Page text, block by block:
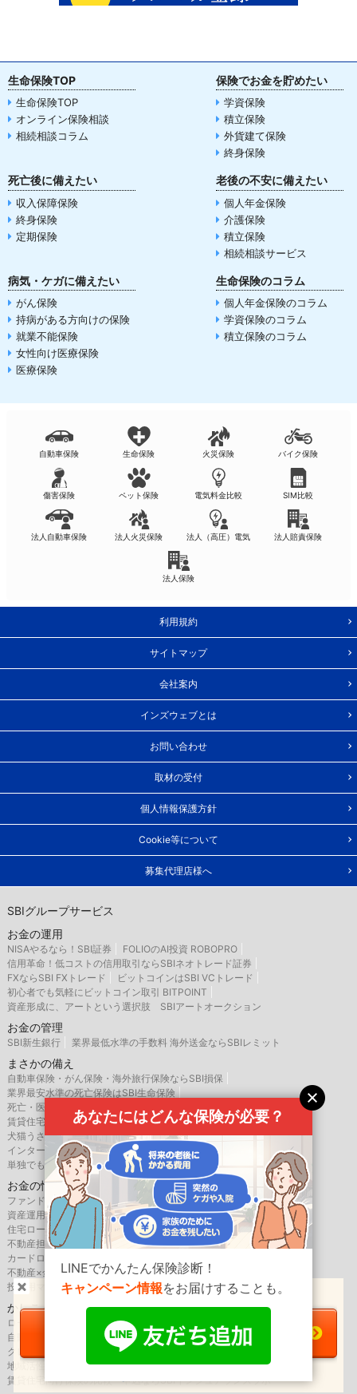
生命保険TOP
生命保険TOP
オンライン保険相談
相続相談コラム
保険でお金を貯めたい
学資保険
積立保険
外貨建て保険
終身保険
死亡後に備えたい
収入保障保険
終身保険
定期保険
老後の不安に備えたい
個人年金保険
介護保険
積立保険
相続相談サービス
病気・ケガに備えたい
がん保険
持病がある方向けの保険
就業不能保険
女性向け医療保険
医療保険
生命保険のコラム
個人年金保険のコラム
学資保険のコラム
積立保険のコラム
自動車保険 生命保険 火災保険 バイク保険
傷害保険 ペット保険 電気料金比較 SIM比較
法人自動車保険 法人火災保険 法人（高圧）電気 法人賠責保険
法人保険
利用規約
サイトマップ
会社案内
インズウェブとは
お問い合わせ
取材の受付
個人情報保護方針
Cookie等について
募集代理店様へ
SBIグループサービス
お金の運用
NISAやるなら！SBI証券
FOLIOのAI投資 ROBOPRO
信用革命！低コストの信用取引ならSBIネオトレード証券
FXならSBI FXトレード
ビットコインはSBI VCトレード
初心者でも気軽にビットコイン取引 BITPOINT
資産形成に、アートという選択肢 SBIアートオークション
お金の管理
SBI新生銀行 業界最低水準の手数料 海外送金ならSBIレミット
まさかの備え
自動車保険・がん保険・海外旅行保険ならSBI損保
業界最安水準の死亡保険はSBI生命保険
死亡・医療・介護保険はSBIいきいき少短
賃貸住宅向け保険、バイク・自転車用車両保険はSBI日本少短
犬猫うさぎのペット保険はSBIプリズム少短
インターネット専用のペット保険はSBIペット少短
単独でも上乗せでも入れる地震補償保険はSBIリスタ少短
お金の情報・相談
ファンド検索・比較なら投資信託のウエルスアドバイザー
資産運用・保険・住宅ローンのご相談はSBIマネープラザ
住宅ローンならSBIアルヒ
不動産担保ローンならSBIエステートファイナンス
カードローン・キャッシングのレイク
不動産×金融なら新生インベストメント＆ファイナンス
投資用マンションローンならSBI新生アセットファイナンス
かしこく利用
ローンの検索・比較・申込みならイー・ローン
自動車保険の見積もり・比較のインズウェブ
クレジットカード・ローンならアプラス
地域活性化を応援するメディア SBIふるさとだより
賃貸住宅向け保険の比較・申込ならSBIインシュアランスラボ
＼ がんへの備えは大丈夫？／
がん保険一括資料請求へ
あなたにはどんな保険が必要？
LINEでかんたん保険診断！
キャンペーン情報をお届けすることも。